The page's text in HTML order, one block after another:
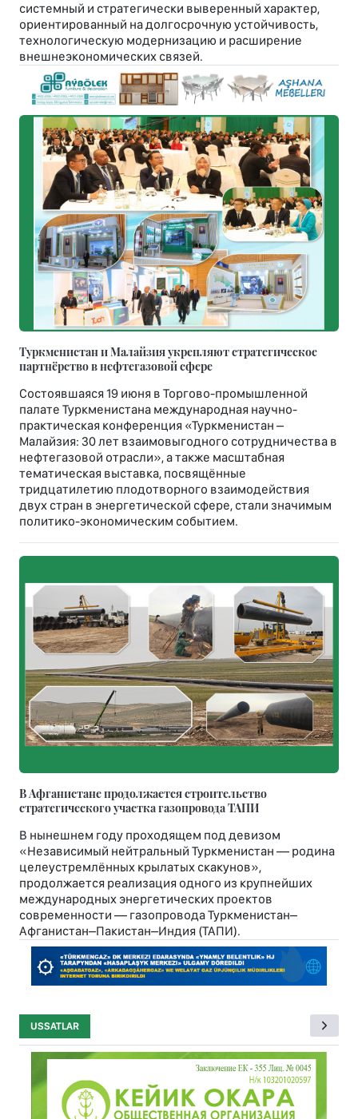
системный и стратегически выверенный характер,
ориентированный на долгосрочную устойчивость,
технологическую модернизацию и расширение
внешнеэкономических связей.
Туркменистан и Малайзия укрепляют стратегическое
партнёрство в нефтегазовой сфере
Состоявшаяся 19 июня в Торгово-промышленной
палате Туркменистана международная научно-
практическая конференция «Туркменистан –
Малайзия: 30 лет взаимовыгодного сотрудничества в
нефтегазовой отрасли», а также масштабная
тематическая выставка, посвящённые
тридцатилетию плодотворного взаимодействия
двух стран в энергетической сфере, стали значимым
политико-экономическим событием.
В Афганистане продолжается строительство
стратегического участка газопровода ТАПИ
В нынешнем году проходящем под девизом
«Независимый нейтральный Туркменистан — родина
целеустремлённых крылатых скакунов»,
продолжается реализация одного из крупнейших
международных энергетических проектов
современности — газопровода Туркменистан–
Афганистан–Пакистан–Индия (ТАПИ).
USSATLAR